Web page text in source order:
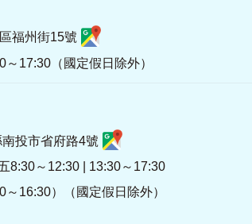
福州街15號
17:30（國定假日除外）
投市省府路4號
8:30～12:30 | 13:30～17:30
～16:30）（國定假日除外）